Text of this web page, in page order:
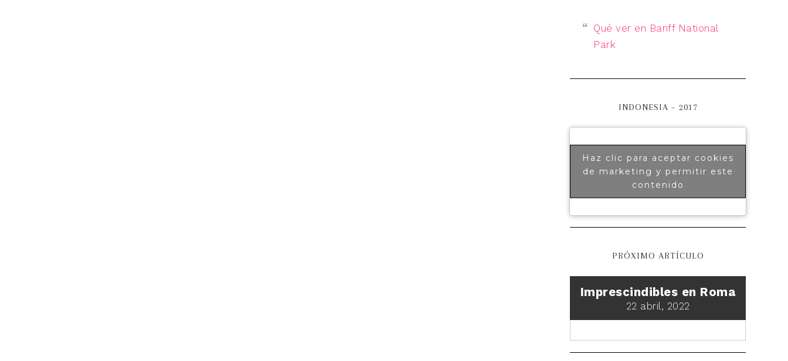
Qué ver en Banff National
Park
INDONESIA – 2017
Haz clic para aceptar cookies
de marketing y permitir este
contenido
PRÓXIMO ARTÍCULO
Imprescindibles en Roma
22 abril, 2022